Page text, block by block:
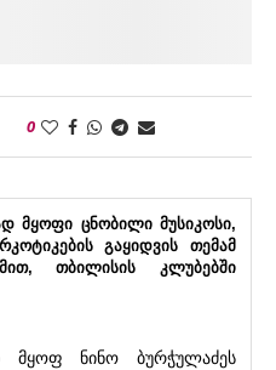
0
მყოფი ცნობილი მუსიკოსი,
გაყიდვის თემამ
თბილისის კლუბებში
მყოფ ნინო ბურჭულაძეს